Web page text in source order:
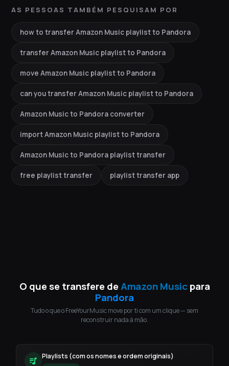
AS PESSOAS TAMBÉM PESQUISAM POR
how to transfer Amazon Music playlist to Pandora
transfer Amazon Music playlist to Pandora
move Amazon Music playlist to Pandora
can you transfer Amazon Music playlist to Pandora
Amazon Music to Pandora converter
import Amazon Music playlist to Pandora
Amazon Music to Pandora playlist transfer
free playlist transfer playlist transfer app
O que se transfere deAmazon Music para
Pandora
Tudo o que o FreeYourMusic move por ti com um clique — sem
reconstruir nada à mão.
Playlists (com os nomes e ordem originais)